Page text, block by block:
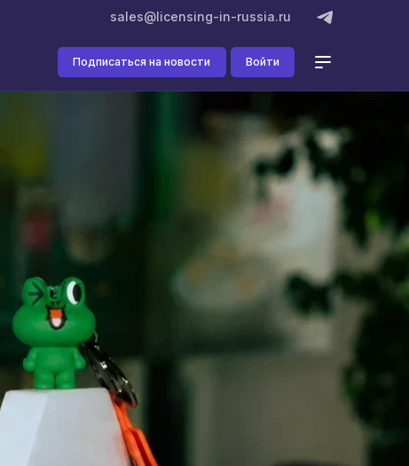
sales@licensing-in-russia.ru
Подписаться на новости Войти